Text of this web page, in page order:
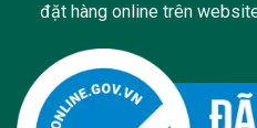
đặt hàng online trên